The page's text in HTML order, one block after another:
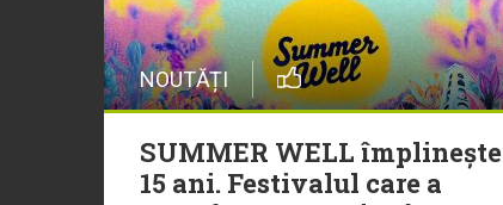
NOUTĂȚI
SUMMER WELL împlinește
15 ani. Festivalul care a